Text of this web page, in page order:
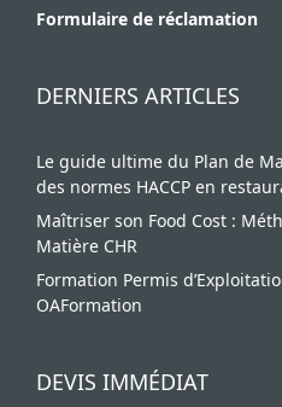
Formulaire de réclamation
DERNIERS ARTICLES
Le guide ultime du Plan de
des normes HACCP en
Maîtriser son Food Cost :
Matière CHR
Formation Permis
OAFormation
DEVIS IMMÉDIAT